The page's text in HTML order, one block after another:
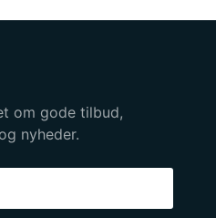
om gode tilbud,
nyheder.